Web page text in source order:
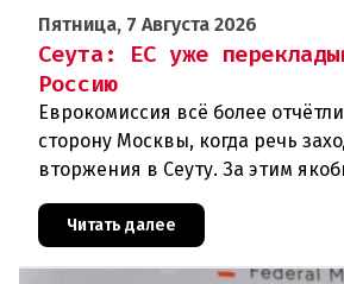
Пятница, 7 Августа 2026
Сеута: ЕС уже
Россию
Еврокомиссия всё более
сторону Москвы, когда речь
вторжения в Сеуту. За этим
дней около 72 000 человек п
Читать далее